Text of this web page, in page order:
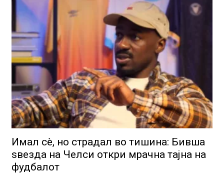
Имал сè, но страдал во тишина: Бивша
ѕвезда на Челси откри мрачна тајна на
фудбалот